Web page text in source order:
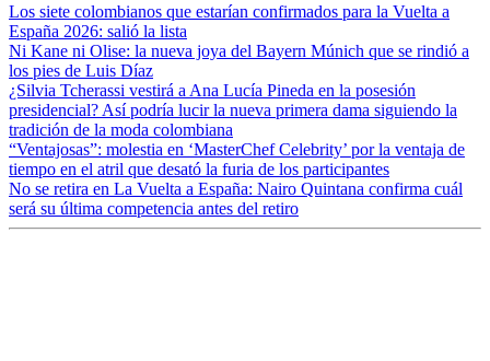
Los siete colombianos que estarían confirmados para la Vuelta a
España 2026: salió la lista
Ni Kane ni Olise: la nueva joya del Bayern Múnich que se rindió a
los pies de Luis Díaz
¿Silvia Tcherassi vestirá a Ana Lucía Pineda en la posesión
presidencial? Así podría lucir la nueva primera dama siguiendo la
tradición de la moda colombiana
“Ventajosas”: molestia en ‘MasterChef Celebrity’ por la ventaja de
tiempo en el atril que desató la furia de los participantes
No se retira en La Vuelta a España: Nairo Quintana confirma cuál
será su última competencia antes del retiro